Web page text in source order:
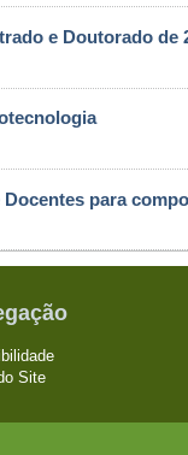
da discente
e Doutorado de